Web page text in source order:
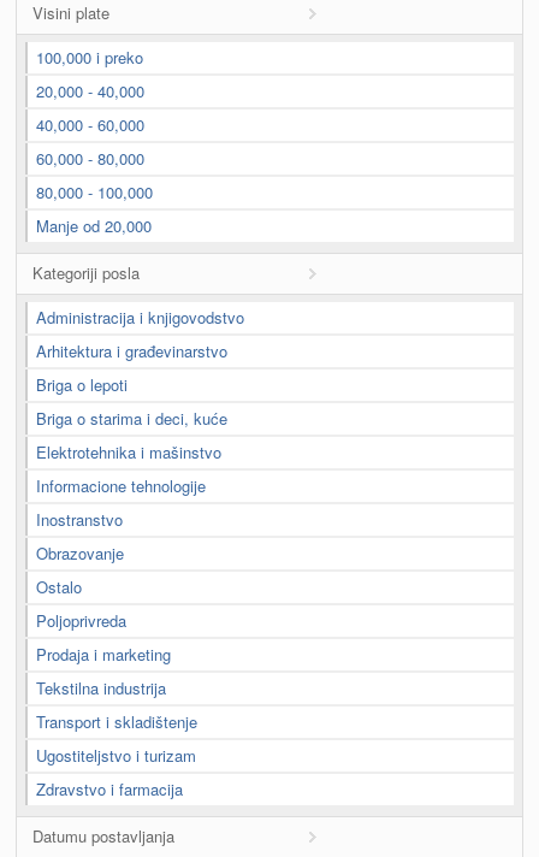
Visini plate
100,000 i preko
20,000 - 40,000
40,000 - 60,000
60,000 - 80,000
80,000 - 100,000
Manje od 20,000
Kategoriji posla
Administracija i knjigovodstvo
Arhitektura i građevinarstvo
Briga o lepoti
Briga o starima i deci, kuće
Elektrotehnika i mašinstvo
Informacione tehnologije
Inostranstvo
Obrazovanje
Ostalo
Poljoprivreda
Prodaja i marketing
Tekstilna industrija
Transport i skladištenje
Ugostiteljstvo i turizam
Zdravstvo i farmacija
Datumu postavljanja